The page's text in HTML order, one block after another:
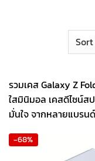
รวมเคส Galaxy Z
ใสมินิมอล เคสดีไซน์ส
มั่นใจ จากหลายแบรน
-68%